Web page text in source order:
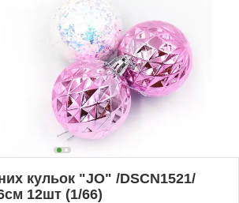
кульок "JO" /DSCN1521/
12шт (1/66)